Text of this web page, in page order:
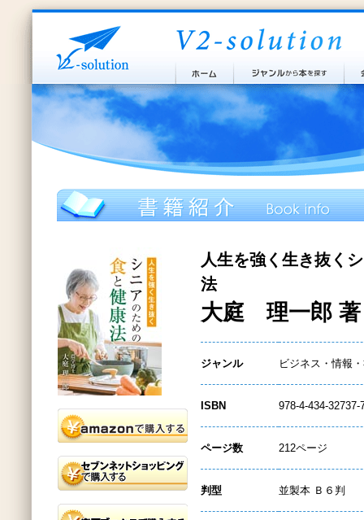
人生を強く生き抜く
法
大庭 理一郎 著
ジャンル ビジネス・情報
ISBN 978-4-434-32737-
ページ数 212ページ
判型 並製本 Ｂ６判